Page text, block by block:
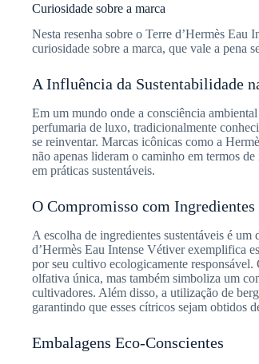
Curiosidade sobre a marca
Nesta resenha sobre o Terre d’Hermès Eau
curiosidade sobre a marca, que vale a pena
A Influência da Sustentabilidade
Em um mundo onde a consciência
perfumaria de luxo, tradicionalmente
se reinventar. Marcas icônicas como a
não apenas lideram o caminho em termos
em práticas sustentáveis.
O Compromisso com Ingredientes
A escolha de ingredientes sustentáveis é
d’Hermès Eau Intense Vétiver exemplifica
por seu cultivo ecologicamente responsável.
olfativa única, mas também simboliza um
cultivadores. Além disso, a utilização de
garantindo que esses cítricos sejam obtidos
Embalagens Eco-Conscientes